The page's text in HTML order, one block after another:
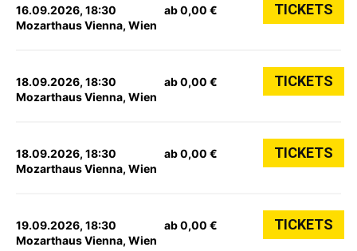
16.09.2026, 18:30
Mozarthaus Vienna, Wien
ab 0,00 € TICKETS
18.09.2026, 18:30
Mozarthaus Vienna, Wien
ab 0,00 € TICKETS
18.09.2026, 18:30
Mozarthaus Vienna, Wien
ab 0,00 € TICKETS
19.09.2026, 18:30
Mozarthaus Vienna, Wien
ab 0,00 € TICKETS